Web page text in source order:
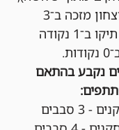
נקודות, תיקו ב־1 נקודה
נקבע בהתאם